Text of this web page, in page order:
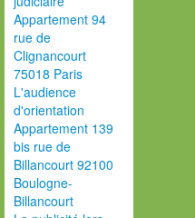
Appartement 94
rue de
Clignancourt
75018 Paris
L'audience
d'orientation
Appartement 139
bis rue de
Billancourt 92100
Boulogne-
Billancourt